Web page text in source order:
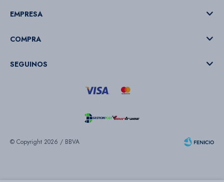
EMPRESA
COMPRA
SEGUINOS
© Copyright 2026 / BBVA